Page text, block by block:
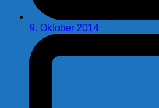
9. Oktober 2014